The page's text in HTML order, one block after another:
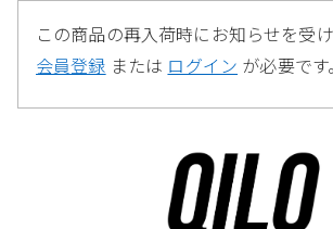
この商品の再入荷時にお知らせを受
会員登録 または ログイン が必要です。